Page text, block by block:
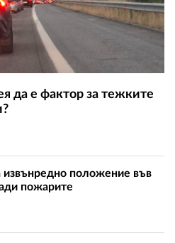
да е фактор за тежките
положение във
пожарите